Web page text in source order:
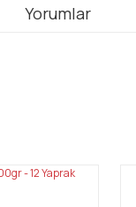
Yorumlar
ve diğer konularda